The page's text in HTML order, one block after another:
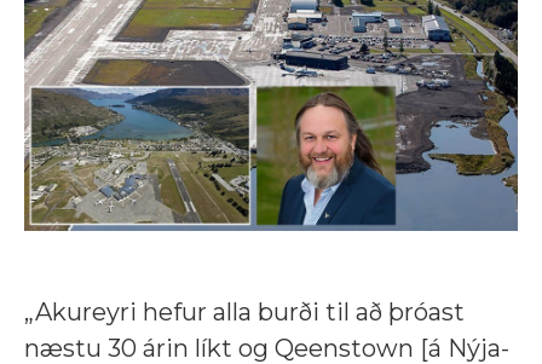
„Akureyri hefur alla burði til að þróast
næstu 30 árin líkt og Qeenstown [á Nýja-